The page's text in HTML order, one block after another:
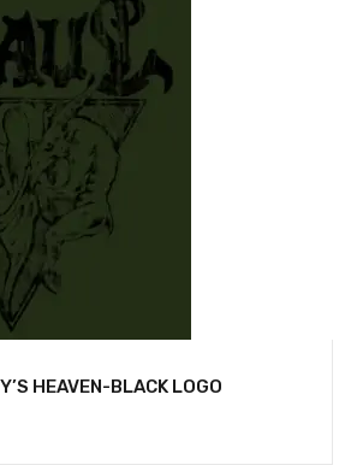
HEAVEN-BLACK LOGO